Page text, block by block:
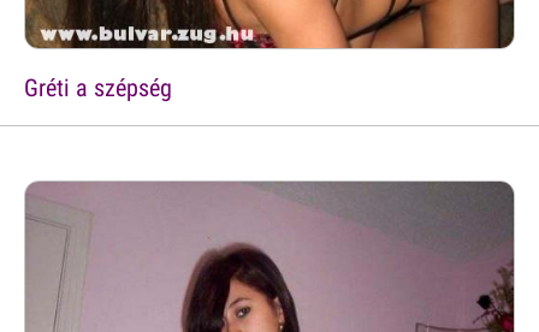
Gréti a szépség